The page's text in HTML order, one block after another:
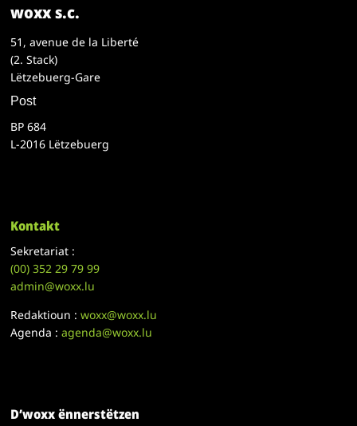
woxx s.c.
51, avenue de la Liberté
(2. Stack)
Lëtzebuerg-Gare
Post
BP 684
L-2016 Lëtzebuerg
Kontakt
Sekretariat :
(00)352 29 79 99
admin@woxx.lu
Redaktioun :woxx@woxx.lu
Agenda :agenda@woxx.lu
D’woxx ënnerstëtzen